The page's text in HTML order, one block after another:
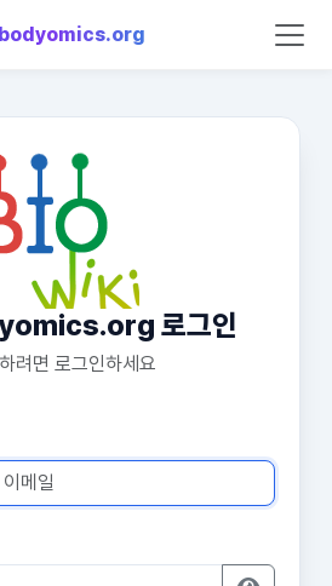
로그인
려면 로그인하세요